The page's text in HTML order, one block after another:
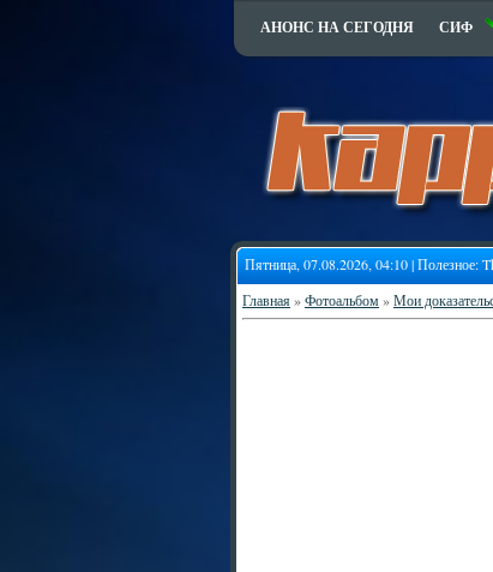
АНОНС НА СЕГОДНЯ СИФ
Пятница, 07.08.2026, 04:10 | Полезное:
Главная»Фотоальбом»Мои